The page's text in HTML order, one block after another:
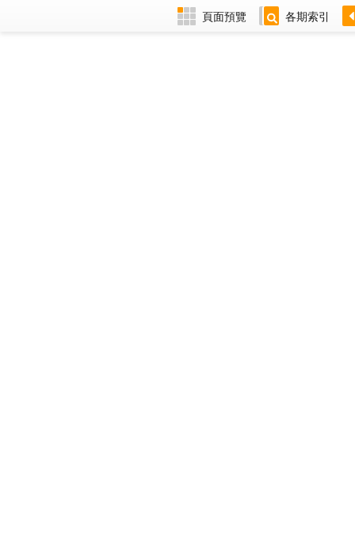
頁面預覽 各期索引